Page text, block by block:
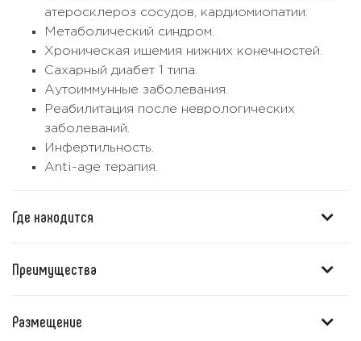
атеросклероз сосудов, кардиомиопатии.
Метаболический синдром.
Хроническая ишемия нижних конечностей.
Сахарный диабет 1 типа.
Аутоиммунные заболевания.
Реабилитация после неврологических
заболеваний.
Инфертильность.
Аnti-age терапия.
Где находится
Преимущества
Размещение